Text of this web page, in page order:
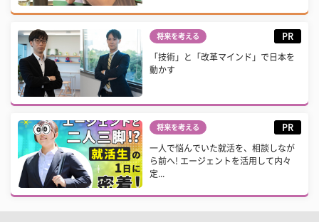
将来を考える PR
「技術」と「改革マインド」で日本を
動かす
将来を考える PR
一人で悩んでいた就活を、相談しなが
ら前へ! エージェントを活用して内々
定...